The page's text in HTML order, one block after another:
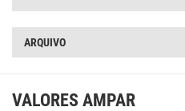
ARQUIVO
VALORES AMPAR